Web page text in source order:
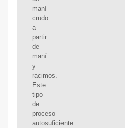
maní
crudo
a
partir
de
maní
y
racimos.
Este
tipo
de
proceso
autosuficiente